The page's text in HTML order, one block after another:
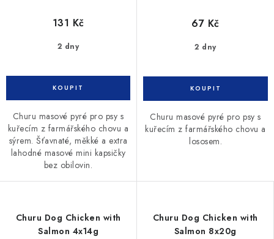
2 dny
131 Kč
Churu masové pyré pro psy s
kuřecím z farmářského chovu a
sýrem. Šťavnaté, měkké a extra
lahodné masové mini kapsičky
bez obilovin.
2 dny
67 Kč
Churu masové pyré pro psy s
kuřecím z farmářského chovu a
lososem.
Churu Dog Chicken with
Salmon 4x14g
Churu Dog Chicken with
Salmon 8x20g